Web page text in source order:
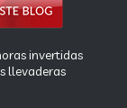
invertidas
llevaderas